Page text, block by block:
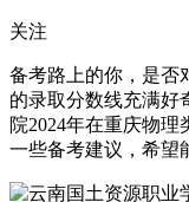
关注
备考路上的你，是否
的录取分数线充满好
院2024年在重庆物
一些备考建议，希望